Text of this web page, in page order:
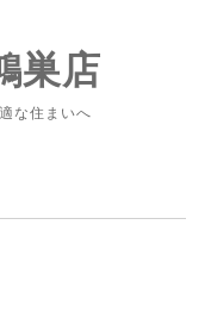
巣店
な住まいへ